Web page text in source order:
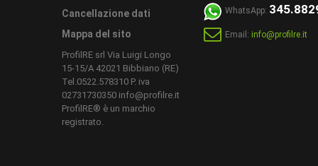
Cancellazione dati
Mappa del sito
ProfilRE srl Via Luigi Longo
15-15/A 42021 Bibbiano (RE)
Tel.0522.578310 P. iva
02731730350 info@profilre.it
ProfilRE® è un marchio
registrato.
WhatsApp:
Email: info@profilre.it